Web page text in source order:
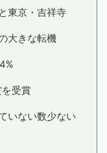
東京・吉祥寺
大きな転機
受賞
いない数少ない